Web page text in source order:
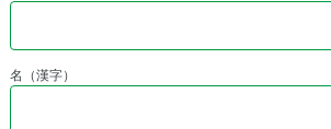
名（漢字）